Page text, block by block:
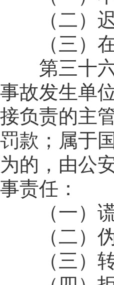
（二）迟
（三）在
第三十六
事故发生单
接负责的主
罚款；属于
为的，由公
事责任：
（一）谎
（二）伪
（三）转